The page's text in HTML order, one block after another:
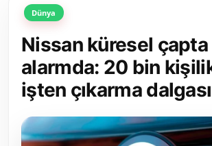
Siyasi Partiler
Yerel Yönetimler
Mülki İdare
Toplum ve Yaşam
Dünya
Nissan küresel çapta
alarmda: 20 bin
işten çıkarma